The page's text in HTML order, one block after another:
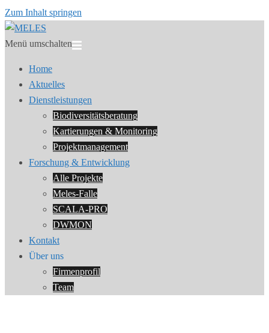
Zum Inhalt springen
Menü umschalten
Home
Aktuelles
Dienstleistungen
Biodiversitätsberatung
Kartierungen & Monitoring
Projektmanagement
Forschung & Entwicklung
Alle Projekte
Meles-Falle
SCALA-PRO
DWMON
Kontakt
Über uns
Firmenprofil
Team